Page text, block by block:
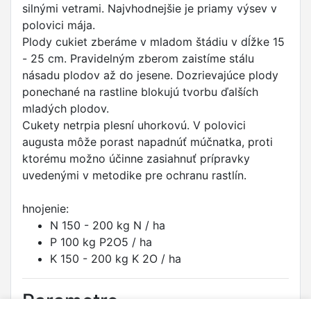
silnými vetrami. Najvhodnejšie je priamy výsev v
polovici mája.
Plody cukiet zberáme v mladom štádiu v dĺžke 15
- 25 cm. Pravidelným zberom zaistíme stálu
násadu plodov až do jesene. Dozrievajúce plody
ponechané na rastline blokujú tvorbu ďalších
mladých plodov.
Cukety netrpia plesní uhorkovú. V polovici
augusta môže porast napadnúť múčnatka, proti
ktorému možno účinne zasiahnuť prípravky
uvedenými v metodike pre ochranu rastlín.
hnojenie:
N 150 - 200 kg N / ha
P 100 kg P2O5 / ha
K 150 - 200 kg K 2O / ha
Parametre